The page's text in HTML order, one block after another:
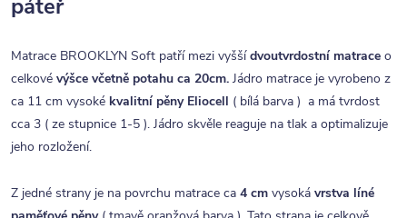
páteř
Matrace BROOKLYN Soft patří mezi vyššídvoutvrdostní matrace o
celkové výšce včetně potahu ca 20cm. Jádro matrace je vyrobeno z
ca 11 cm vysoké kvalitní pěny Eliocell ( bílá barva ) a má tvrdost
cca 3 ( ze stupnice 1-5 ). Jádro skvěle reaguje na tlak a optimalizuje
jeho rozložení.
Z jedné strany je na povrchu matrace ca 4 cm vysoká vrstva líné